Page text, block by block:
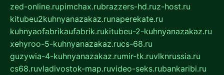
zed-online.rupimchax.rubrazzers-hd.ruz-host.ru
kitubeu2kuhnyanazakaz.runaperekate.ru
kuhnyaofabrikaufabrik.rukitubeu-2-kuhnyanazakaz.ru
xehyroo-5-kuhnyanazakaz.rucs-68.ru
guzywia-4-kuhnyanazakaz.rumir-tk.ruvlknrussia.ru
cs68.ruvladivostok-map.ruvideo-seks.rubankaribi.ru